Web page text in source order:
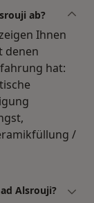
ab?
Ihnen
denen
hat:
/
Alsrouji?